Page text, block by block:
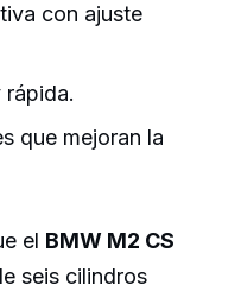
con ajuste
rápida.
que mejoran la
el BMW M2 CS
seis cilindros